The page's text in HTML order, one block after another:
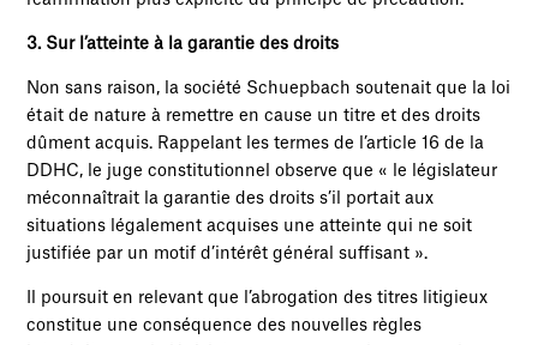
3. Sur l’atteinte à la garantie des droits
Non sans raison, la société Schuepbach soutenait que la loi
était de nature à remettre en cause un titre et des droits
dûment acquis. Rappelant les termes de l’article 16 de la
DDHC, le juge constitutionnel observe que « le législateur
méconnaîtrait la garantie des droits s’il portait aux
situations légalement acquises une atteinte qui ne soit
justifiée par un motif d’intérêt général suffisant ».
Il poursuit en relevant que l’abrogation des titres litigieux
constitue une conséquence des nouvelles règles